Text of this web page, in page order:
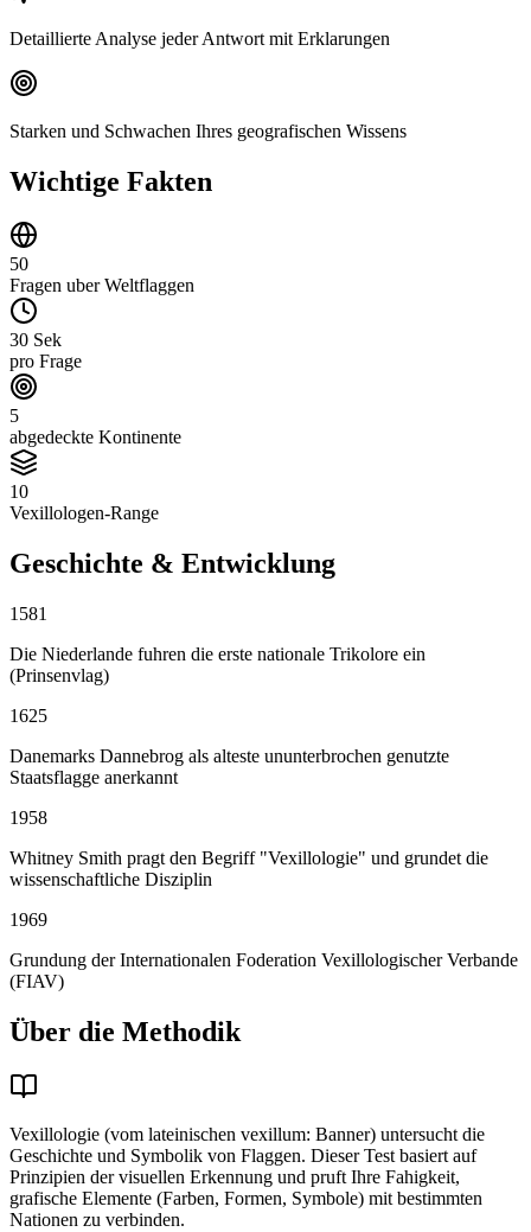
Detaillierte Analyse jeder Antwort mit Erklarungen
Starken und Schwachen Ihres geografischen Wissens
Wichtige Fakten
50
Fragen uber Weltflaggen
30 Sek
pro Frage
5
abgedeckte Kontinente
10
Vexillologen-Range
Geschichte & Entwicklung
1581
Die Niederlande fuhren die erste nationale Trikolore ein
(Prinsenvlag)
1625
Danemarks Dannebrog als alteste ununterbrochen genutzte
Staatsflagge anerkannt
1958
Whitney Smith pragt den Begriff "Vexillologie" und grundet die
wissenschaftliche Disziplin
1969
Grundung der Internationalen Foderation Vexillologischer Verbande
(FIAV)
Über die Methodik
Vexillologie (vom lateinischen vexillum: Banner) untersucht die
Geschichte und Symbolik von Flaggen. Dieser Test basiert auf
Prinzipien der visuellen Erkennung und pruft Ihre Fahigkeit,
grafische Elemente (Farben, Formen, Symbole) mit bestimmten
Nationen zu verbinden.